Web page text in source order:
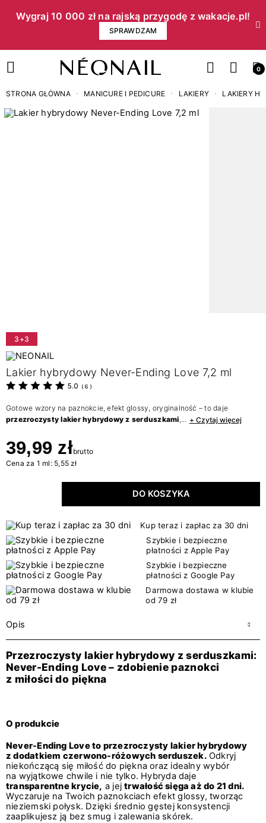
Wygraj 10 000 zł na rajską przygodę z wakacje.pl!​
SPRAWDZAM
0
STRONA GŁÓWNA MANICURE I PEDICURE LAKIERY LAKIERY
3+3
Lakier hybrydowy Never-Ending Love 7,2 ml
5.0 ( 6 )
Gotowe wzory na paznokcie, efekt glossy, oryginalność – to daje
przezroczysty lakier hybrydowy z serduszkami,... + Czytaj więcej
39,99 złbrutto
Cena za 1 ml: 5,55 zł
DO KOSZYKA
Kup teraz i zapłac za 30 dni
Szybkie i bezpieczne
płatności z Apple Pay
Szybkie i bezpieczne
płatności z Google Pay
Darmowa dostawa w klubie
od 79 zł
Opis
Przezroczysty lakier hybrydowy z serduszkami:
Never-Ending Love – zdobienie paznokci
z miłości do piękna
O produkcie
Never-Ending Love to przezroczysty lakier hybrydowy
z dodatkiem czerwono-różowych serduszek.Odkryj
niekończącą się miłość do piękna oraz idealny wybór
na wyjątkowe chwile i nie tylko. Hybryda daje
transparentne krycie, a jejtrwałość sięga aż do 21 dni.
Wyczaruje na Twoich paznokciach efekt glossy, tworząc
nieziemski połysk. Dzięki średnio gęstej konsystencji
zaaplikujesz ją bez smug i zalewania skórek.